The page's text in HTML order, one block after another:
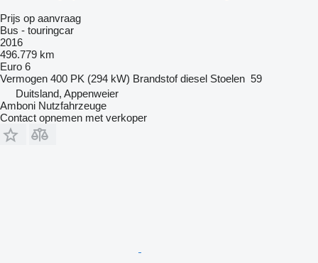
Prijs op aanvraag
Bus - touringcar
2016
496.779 km
Euro 6
Vermogen 400 PK (294 kW) Brandstof diesel Stoelen 59
Duitsland, Appenweier
Amboni Nutzfahrzeuge
Contact opnemen met verkoper